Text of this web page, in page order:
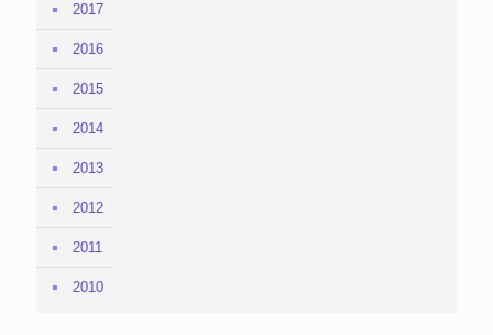
2017
2016
2015
2014
2013
2012
2011
2010